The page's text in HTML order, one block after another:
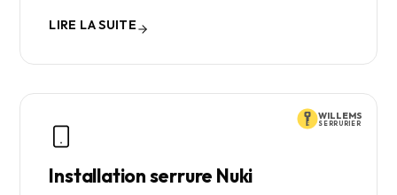
LIRE LA SUITE
WILLEMS
SERRURIER
Installation serrure Nuki